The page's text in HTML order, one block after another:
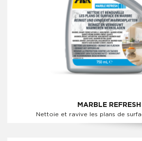
MARBLE REFRESH
Nettoie et ravive les plans de